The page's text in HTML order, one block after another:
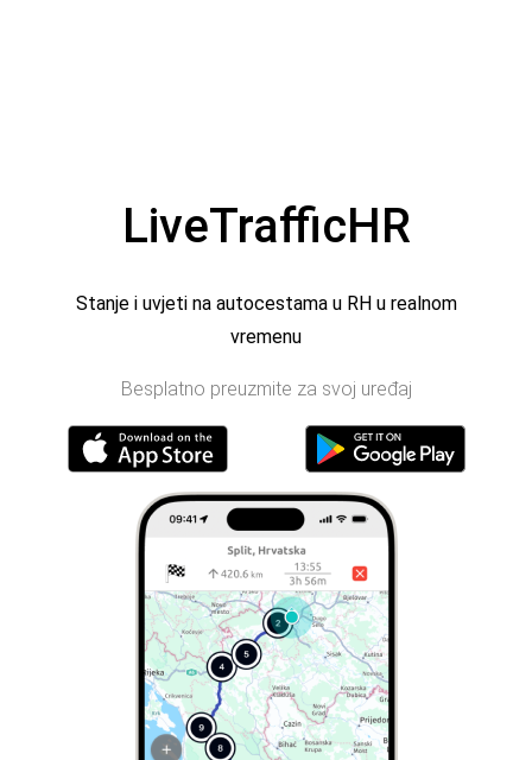
LiveTrafficHR
Stanje i uvjeti na autocestama u RH u realnom
vremenu
Besplatno preuzmite za svoj uređaj